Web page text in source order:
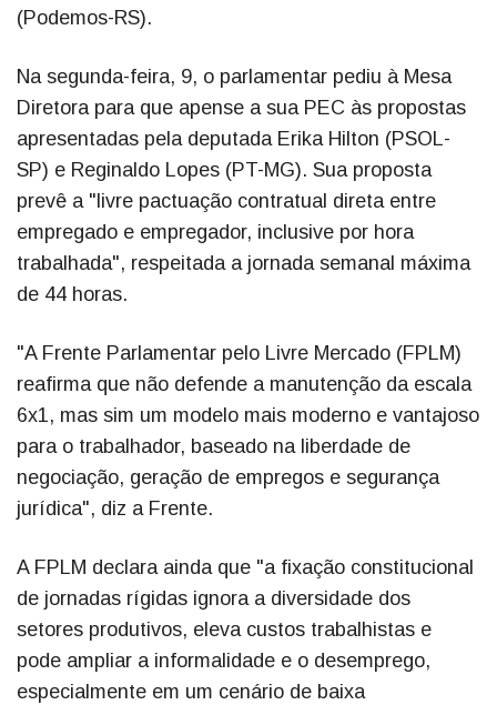
(Podemos-RS).
Na segunda-feira, 9, o parlamentar pediu à Mesa
Diretora para que apense a sua PEC às propostas
apresentadas pela deputada Erika Hilton (PSOL-
SP) e Reginaldo Lopes (PT-MG). Sua proposta
prevê a "livre pactuação contratual direta entre
empregado e empregador, inclusive por hora
trabalhada", respeitada a jornada semanal máxima
de 44 horas.
"A Frente Parlamentar pelo Livre Mercado (FPLM)
reafirma que não defende a manutenção da escala
6x1, mas sim um modelo mais moderno e vantajoso
para o trabalhador, baseado na liberdade de
negociação, geração de empregos e segurança
jurídica", diz a Frente.
A FPLM declara ainda que "a fixação constitucional
de jornadas rígidas ignora a diversidade dos
setores produtivos, eleva custos trabalhistas e
pode ampliar a informalidade e o desemprego,
especialmente em um cenário de baixa